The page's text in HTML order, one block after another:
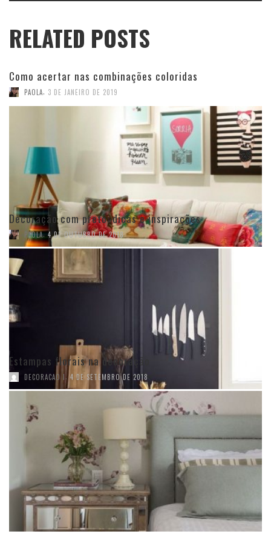
RELATED POSTS
Como acertar nas combinações coloridas
PAOLA 3 DE JANEIRO DE 2019
Decoração com preto: dicas e inspirações
PAOLA, 4 DE OUTUBRO DE 2018
Estampas florais na decoração
DECORACAO I 4 DE SETEMBRO DE 2018